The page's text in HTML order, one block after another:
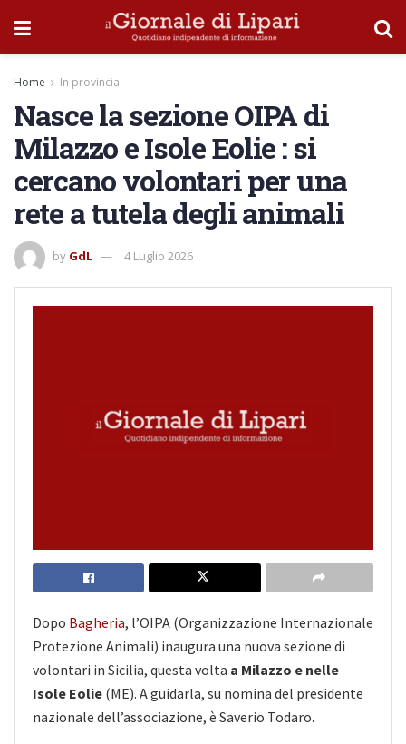
Home In provincia
Nasce la sezione OIPA di
Milazzo e Isole Eolie : si
cercano volontari per una
rete a tutela degli animali
by GdL 4 Luglio 2026
Dopo Bagheria, l’OIPA (Organizzazione Internazionale
Protezione Animali) inaugura una nuova sezione di
volontari in Sicilia, questa volta a Milazzo e nelle
Isole Eolie (ME). A guidarla, su nomina del presidente
nazionale dell’associazione, è Saverio Todaro.